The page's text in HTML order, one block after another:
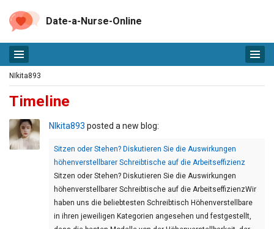
Date-a-Nurse-Online
NIkita893
Timeline
NIkita893 posted a new blog:
Sitzen oder Stehen? Diskutieren Sie die Auswirkungen
höhenverstellbarer Schreibtische auf die Arbeitseffizienz
Sitzen oder Stehen? Diskutieren Sie die Auswirkungen
höhenverstellbarer Schreibtische auf die ArbeitseffizienzWir
haben uns die beliebtesten Schreibtisch Höhenverstellbare
in ihren jeweiligen Kategorien angesehen und festgestellt,